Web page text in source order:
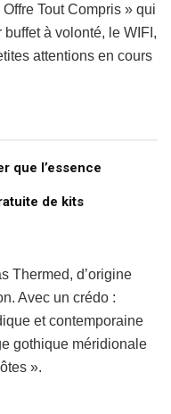
Tout Compris » qui
à volonté, le WIFI,
attentions en cours
que l’essence
de kits
Thermed, d’origine
Avec un crédo :
et contemporaine
gothique méridionale
».